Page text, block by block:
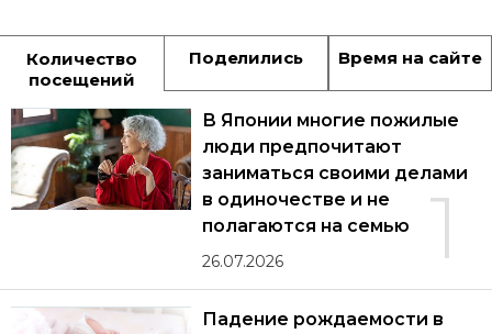
Количество
посещений
Поделились Время на сайте
1
В Японии многие пожилые
люди предпочитают
заниматься своими делами
в одиночестве и не
полагаются на семью
26.07.2026
Падение рождаемости в